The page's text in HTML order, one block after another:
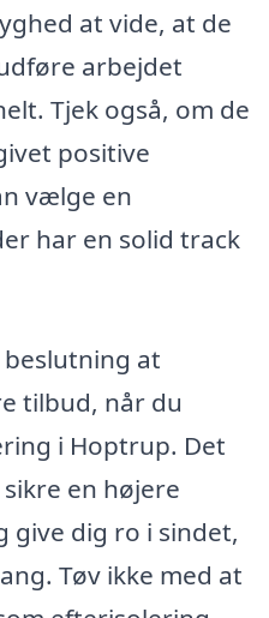
at vide, at de
arbejdet
Tjek også, om de
positive
vælge en
har en solid track
at
tilbud, når du
i Hoptrup. Det
en højere
give dig ro i sindet,
Tøv ikke med at